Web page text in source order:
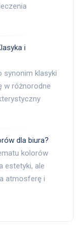
i
synonim klasyki
w różnorodne
dla biura?
kolorów
estetyki, ale
atmosferę i